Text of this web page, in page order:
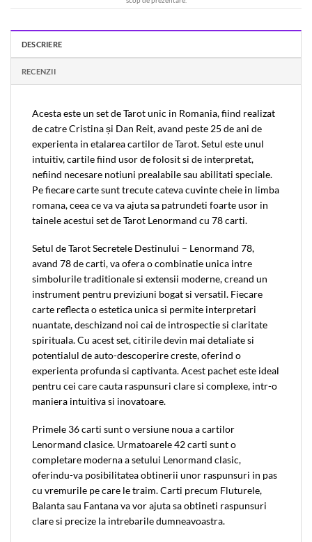
DESCRIERE
RECENZII
Acesta este un set de Tarot unic in Romania, fiind realizat
de catre Cristina și Dan Reit, avand peste 25 de ani de
experienta in etalarea cartilor de Tarot. Setul este unul
intuitiv, cartile fiind usor de folosit si de interpretat,
nefiind necesare notiuni prealabile sau abilitati speciale.
Pe fiecare carte sunt trecute cateva cuvinte cheie in limba
romana, ceea ce va va ajuta sa patrundeti foarte usor in
tainele acestui set de Tarot Lenormand cu 78 carti.
Setul de Tarot Secretele Destinului – Lenormand 78,
avand 78 de carti, va ofera o combinatie unica intre
simbolurile traditionale si extensii moderne, creand un
instrument pentru previziuni bogat si versatil. Fiecare
carte reflecta o estetica unica si permite interpretari
nuantate, deschizand noi cai de introspectie si claritate
spirituala. Cu acest set, citirile devin mai detaliate si
potentialul de auto-descoperire creste, oferind o
experienta profunda si captivanta. Acest pachet este ideal
pentru cei care cauta raspunsuri clare si complexe, intr-o
maniera intuitiva si inovatoare.
Primele 36 carti sunt o versiune noua a cartilor
Lenormand clasice. Urmatoarele 42 carti sunt o
completare moderna a setului Lenormand clasic,
oferindu-va posibilitatea obtinerii unor raspunsuri in pas
cu vremurile pe care le traim. Carti precum Fluturele,
Balanta sau Fantana va vor ajuta sa obtineti raspunsuri
clare si precize la intrebarile dumneavoastra.